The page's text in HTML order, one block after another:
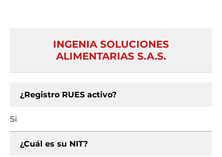
INGENIA SOLUCIONES
ALIMENTARIAS S.A.S.
¿Registro RUES activo?
Si
¿Cuál es su NIT?